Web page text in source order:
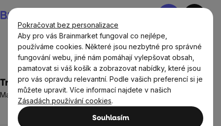
Pokračovat bez personalizace
Aby pro vás Brainmarket fungoval co nejlépe,
používáme cookies. Některé jsou nezbytné pro správné
fungování webu, jiné nám pomáhají vylepšovat obsah,
pamatovat si váš košík a zobrazovat nabídky, které jsou
pro vás opravdu relevantní. Podle vašich preferencí si je
můžete upravit. Více informací najdete v našich
Zásadách používání cookies.
Souhlasím
na
obsah
Nákupní
BrainMax® Fitness pomůcky
TrainMax® adaptéry na kliky
Madla na kliky pro maximální posílení horní části těla
Průměrné
hodnocení
Neohodnoceno